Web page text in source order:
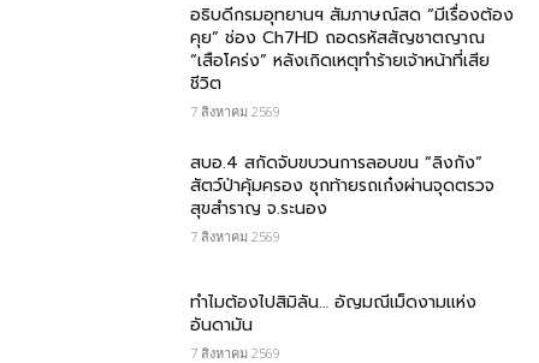
อธิบดีกรมอุทยานฯ สัมภาษณ์สด “มีเรื่องต้อง
คุย” ช่อง Ch7HD ถอดรหัสสัญชาตญาณ
“เสือโคร่ง” หลังเกิดเหตุทำร้ายเจ้าหน้าที่เสีย
ชีวิต
7 สิงหาคม 2569
สบอ.4 สกัดจับขบวนการลอบขน “ลิงกัง”
สัตว์ป่าคุ้มครอง ซุกท้ายรถเก๋งผ่านจุดตรวจ
สุขสำราญ จ.ระนอง
7 สิงหาคม 2569
ทำไมต้องไปสิมิลัน… อัญมณีเม็ดงามแห่ง
อันดามัน
7 สิงหาคม 2569